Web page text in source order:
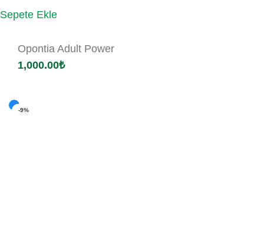
Sepete Ekle
Opontia Adult Power
1,000.00₺
-9%